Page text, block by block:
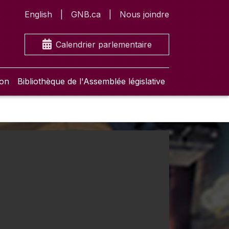
English GNB.ca Nous joindre
Calendrier parlementaire
Bibliothèque de l'Assemblée législative